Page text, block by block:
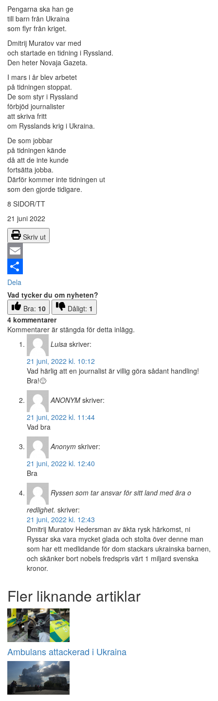
Pengarna ska han ge
till barn från Ukraina
som flyr från kriget.
Dmitrij Muratov var med
och startade en tidning i Ryssland.
Den heter Novaja Gazeta.
I mars i år blev arbetet
på tidningen stoppat.
De som styr i Ryssland
förbjöd journalister
att skriva fritt
om Rysslands krig i Ukraina.
De som jobbar
på tidningen kände
då att de inte kunde
fortsätta jobba.
Därför kommer inte tidningen ut
som den gjorde tidigare.
8 SIDOR/TT
21 juni 2022
Skriv ut
Email
Dela
Vad tycker du om nyheten?
Bra: 10 Dåligt: 1
4 kommentarer
Kommentarer är stängda för detta inlägg.
Luisa skriver:
21 juni, 2022 kl. 10:12
Vad härlig att en journalist är villig göra sådant handling!
Bra!🙂
ANONYM skriver:
21 juni, 2022 kl. 11:44
Vad bra
Anonym skriver:
21 juni, 2022 kl. 12:40
Bra
Ryssen som tar ansvar för sitt land med ära o
redlighet. skriver:
21 juni, 2022 kl. 12:43
Dmitrij Muratov Hedersman av äkta rysk härkomst, ni
Ryssar ska vara mycket glada och stolta över denne man
som har ett medlidande för dom stackars ukrainska barnen,
och skänker bort nobels fredspris värt 1 miljard svenska
kronor.
Fler liknande artiklar
Ambulans attackerad i Ukraina